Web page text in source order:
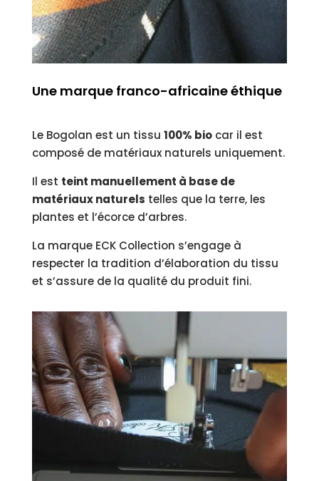
Une marque franco-africaine éthique
Le Bogolan est un tissu 100% biocar il est
composé de matériaux naturels uniquement.
Il est teint manuellement à base de
matériaux naturels telles que la terre, les
plantes et l’écorce d’arbres.
La marque ECK Collection s’engage à
respecter la tradition d’élaboration du tissu
et s’assure de la qualité du produit fini.